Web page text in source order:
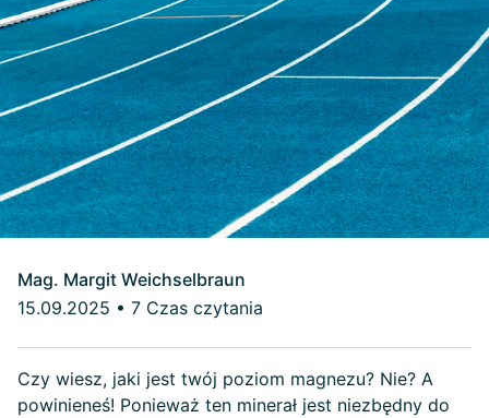
Mag. Margit Weichselbraun
15.09.2025 • 7 Czas czytania
Czy wiesz, jaki jest twój poziom magnezu? Nie? A
powinieneś! Ponieważ ten minerał jest niezbędny do